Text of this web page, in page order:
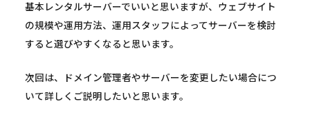
基本レンタルサーバーでいいと思いますが、ウェブサイト
の規模や運用方法、運用スタッフによってサーバーを検討
すると選びやすくなると思います。
次回は、ドメイン管理者やサーバーを変更したい場合につ
いて詳しくご説明したいと思います。